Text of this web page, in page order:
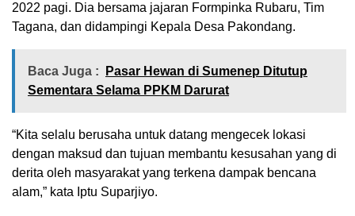
2022 pagi. Dia bersama jajaran Formpinka Rubaru, Tim
Tagana, dan didampingi Kepala Desa Pakondang.
Baca Juga :
Pasar Hewan di Sumenep Ditutup
Sementara Selama PPKM Darurat
“Kita selalu berusaha untuk datang mengecek lokasi
dengan maksud dan tujuan membantu kesusahan yang di
derita oleh masyarakat yang terkena dampak bencana
alam,” kata Iptu Suparjiyo.